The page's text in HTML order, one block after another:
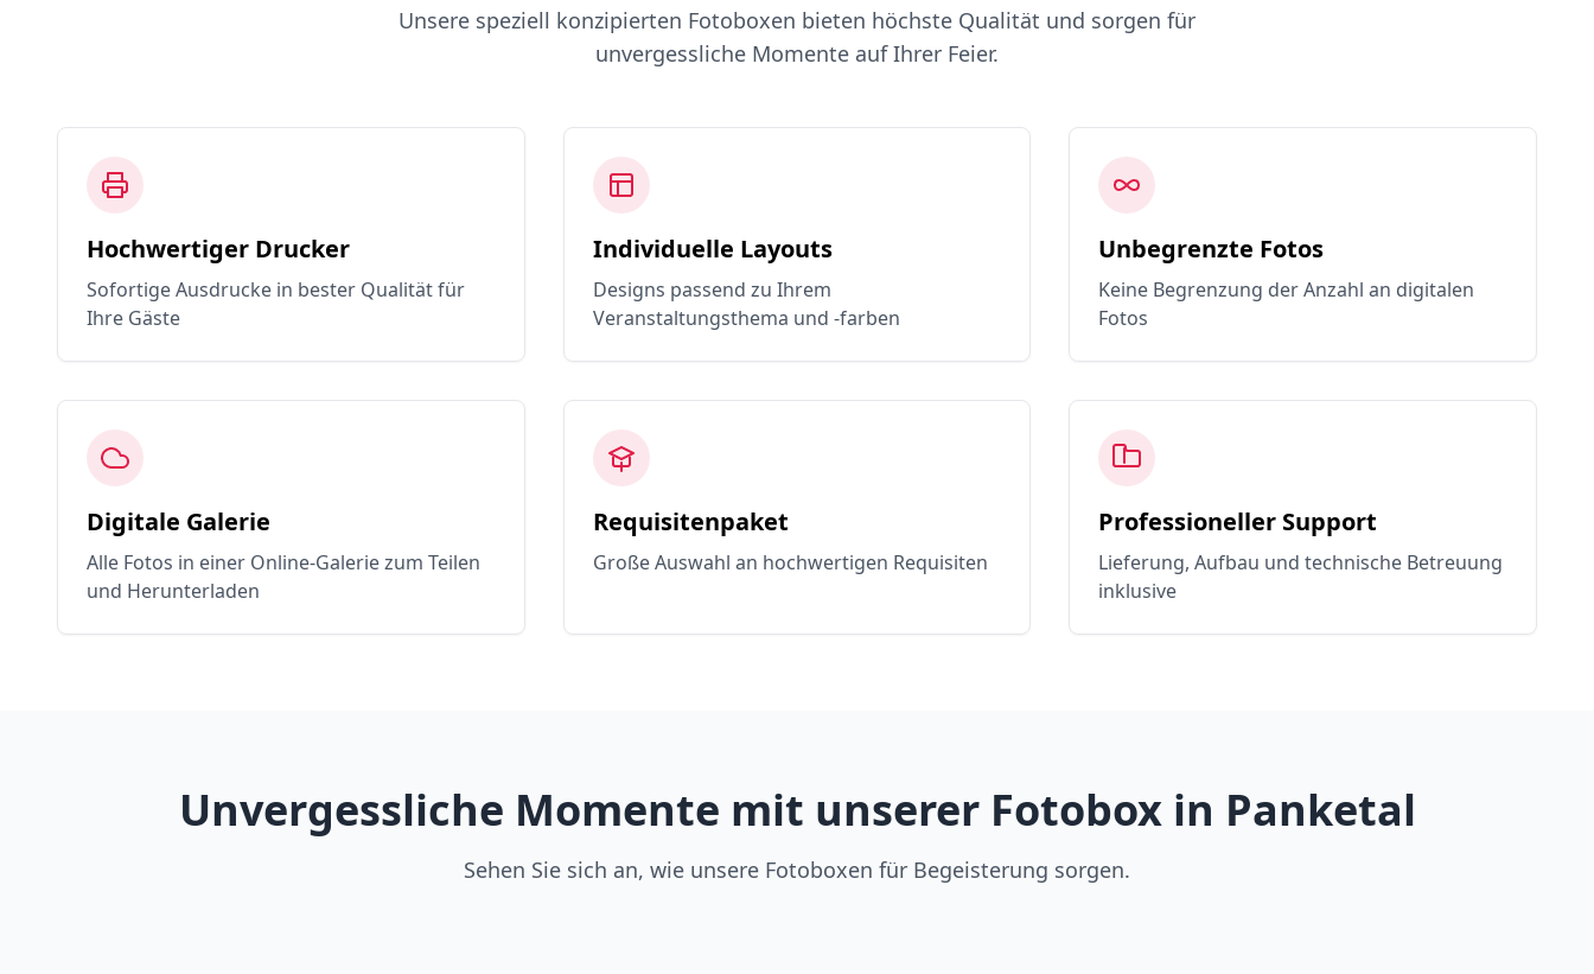
Unsere speziell konzipierten Fotoboxen bieten höchste Qualität und sorgen für
unvergessliche Momente auf Ihrer Feier.
Hochwertiger Drucker
Sofortige Ausdrucke in bester Qualität für
Ihre Gäste
Individuelle Layouts
Designs passend zu Ihrem
Veranstaltungsthema und -farben
Unbegrenzte Fotos
Keine Begrenzung der Anzahl an digitalen
Fotos
Digitale Galerie
Alle Fotos in einer Online-Galerie zum Teilen
und Herunterladen
Requisitenpaket
Große Auswahl an hochwertigen Requisiten
Professioneller Support
Lieferung, Aufbau und technische Betreuung
inklusive
Unvergessliche Momente mit unserer Fotobox in Panketal
Sehen Sie sich an, wie unsere Fotoboxen für Begeisterung sorgen.